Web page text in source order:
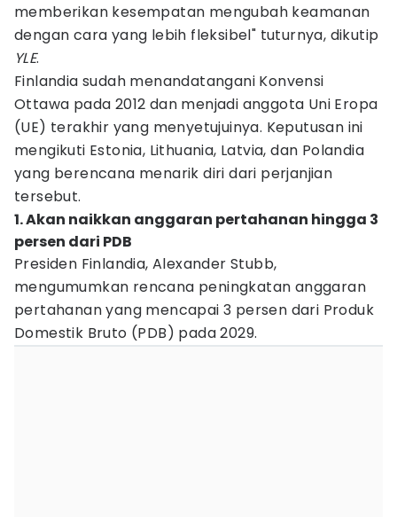
memberikan kesempatan mengubah keamanan
dengan cara yang lebih fleksibel" tuturnya, dikutip
YLE.
Finlandia sudah menandatangani Konvensi
Ottawa pada 2012 dan menjadi anggota Uni Eropa
(UE) terakhir yang menyetujuinya. Keputusan ini
mengikuti Estonia, Lithuania, Latvia, dan Polandia
yang berencana menarik diri dari perjanjian
tersebut.
1. Akan naikkan anggaran pertahanan hingga 3
persen dari PDB
Presiden Finlandia, Alexander Stubb,
mengumumkan rencana peningkatan anggaran
pertahanan yang mencapai 3 persen dari Produk
Domestik Bruto (PDB) pada 2029.